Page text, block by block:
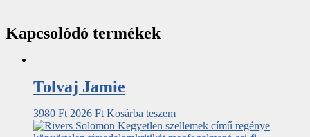
Kapcsolódó termékek
Tolvaj Jamie
3980Ft 2026 Ft Kosárba teszem